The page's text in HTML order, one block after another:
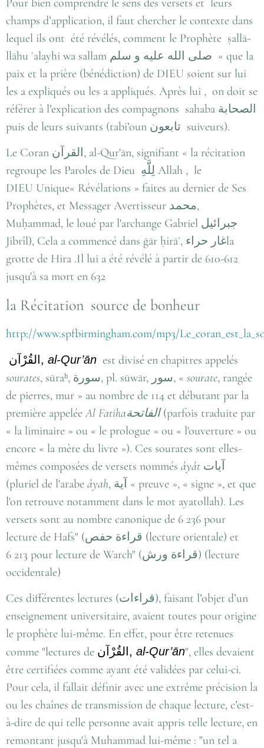
champs d’application, il faut chercher le contexte dans
lequel ils ont été révélés, comment le Prophète ṣallā-
llāhu ʿalayhi wa sallam صلى الله عليه و سلم « que la
paix et la prière (bénédiction) de DIEU soient sur lui
les a expliqués ou les a appliqués. Après lui , on doit se
référer à l’explication des compagnons sahaba الصحابة
puis de leurs suivants (tabi’oun تابعون suiveurs).
Le Coran
القرآن, al-Qur'ān, signifiant « la récitation
regroupe les Paroles de Dieu لِلَّهِ Allah , le
DIEU Unique« Révélations » faites au dernier de Ses
Prophètes, et Messager Avertisseur محمد,
Muḥammad, le loué par l'archange Gabriel جبرائيل
Jibrîl), Cela a commencé dans ḡār ḥirāʾ, غار حراءla
grotte de Hira .Il lui a été révélé à partir de 610-612
jusqu'à sa mort en 632
la Récitation source de bonheur
http://www.spfbirmingham.com/mp3/
القُرْآن, al-Qur’ān est divisé en chapitres appelés
sourates, sūraʰ, سورة, pl. sūwār, سور, « sourate, rangée
de pierres, mur » au nombre de 114 et débutant par la
première appeléeAl Fatihaالفاتحة(parfois traduite par
« la liminaire » ou « le prologue » ou « l'ouverture » ou
encore « la mère du livre »). Ces sourates sont elles-
mêmes composées de versets nommés âyât آيات
(pluriel de l'arabe âyah, آية « preuve », « signe », et que
l'on retrouve notamment dans le mot ayatollah). Les
versets sont au nombre canonique de 6 236 pour
lecture de Hafs" (قراءة حفص (lecture orientale) et
6 213 pour lecture de Warch" (قراءة ورش) (lecture
occidentale)
Ces différentes lectures (قراءات), faisant l’objet d’un
enseignement universitaire, avaient toutes pour origine
le prophète lui-même. En effet, pour être retenues
comme "lectures de القُرْآن, al-Qur’ān", elles devaient
être certifiées comme ayant été validées par celui-ci.
Pour cela, il fallait définir avec une extrême précision la
ou les chaînes de transmission de chaque lecture, c’est-
à-dire de qui telle personne avait appris telle lecture, en
remontant jusqu'à Muhammad lui-même : "un tel a